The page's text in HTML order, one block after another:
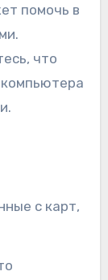
помочь в
что
с карт,